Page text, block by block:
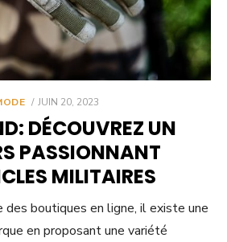
POSTED
ON
JUIN 20, 2023
DÉCOUVREZ UN
PASSIONNANT
MILITAIRES
des boutiques en ligne, il existe une
en proposant une variété